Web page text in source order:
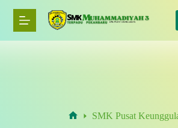
content
SMK Pusat